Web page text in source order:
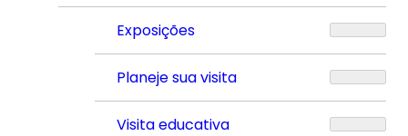
Exposições
Planeje sua visita
Visita educativa